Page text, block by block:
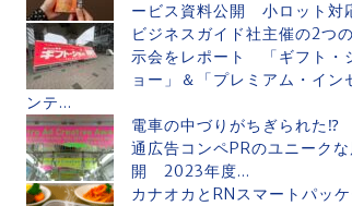
ービス資料公開 小ロット対
ビジネスガイド社主催の2つ
示会をレポート 「ギフト・
ョー」＆「プレミアム・イン
ンテ...
電車の中づりがちぎられた
通広告コンペPRのユニークな
開 2023年度...
カナオカとRNスマートパッ